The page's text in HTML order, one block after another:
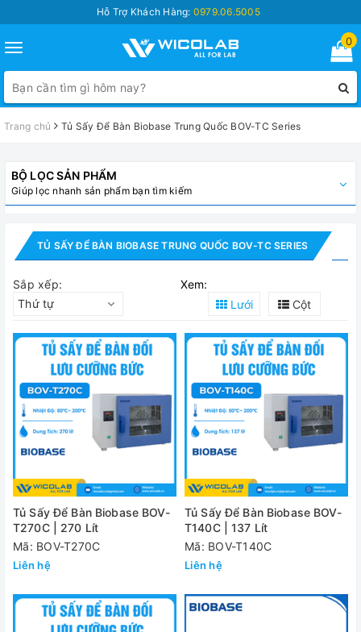
Hỗ Trợ Khách Hàng: 0979.06.5005
Toggle
navigation
0
Trang chủ Tủ Sấy Để Bàn Biobase Trung Quốc BOV-TC Series
BỘ LỌC SẢN PHẨM
Giúp lọc nhanh sản phẩm bạn tìm kiếm
TỦ SẤY ĐỂ BÀN BIOBASE TRUNG QUỐC BOV-TC SERIES
Sắp xếp:
Thứ tự
Xem:
Lưới
Cột
Tủ Sấy Để Bàn Biobase BOV-
T270C | 270 Lít
Mã: BOV-T270C
Liên hệ
Tủ Sấy Để Bàn Biobase BOV-
T140C | 137 Lít
Mã: BOV-T140C
Liên hệ